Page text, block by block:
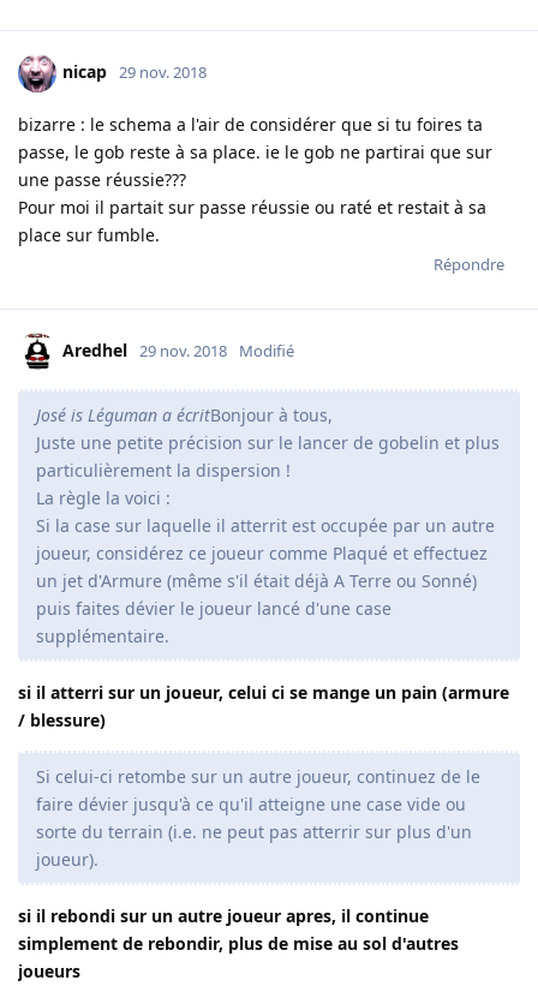
nicap 29 nov. 2018
bizarre : le schema a l'air de considérer que si tu foires ta
passe, le gob reste à sa place. ie le gob ne partirai que sur
une passe réussie???
Pour moi il partait sur passe réussie ou raté et restait à sa
place sur fumble.
Répondre
Aredhel 29 nov. 2018 Modifié
José is Léguman a écritBonjour à tous,
Juste une petite précision sur le lancer de gobelin et plus
particulièrement la dispersion !
La règle la voici :
Si la case sur laquelle il atterrit est occupée par un autre
joueur, considérez ce joueur comme Plaqué et effectuez
un jet d'Armure (même s'il était déjà A Terre ou Sonné)
puis faites dévier le joueur lancé d'une case
supplémentaire.
si il atterri sur un joueur, celui ci se mange un pain (armure
/ blessure)
Si celui-ci retombe sur un autre joueur, continuez de le
faire dévier jusqu'à ce qu'il atteigne une case vide ou
sorte du terrain (i.e. ne peut pas atterrir sur plus d'un
joueur).
si il rebondi sur un autre joueur apres, il continue
simplement de rebondir, plus de mise au sol d'autres
joueurs